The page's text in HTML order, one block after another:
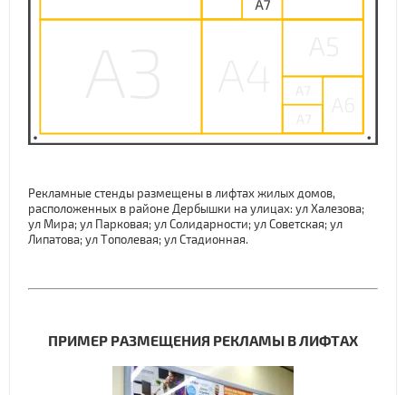
Рекламные стенды размещены в лифтах жилых домов,
расположенных в районе Дербышки на улицах: ул Халезова;
ул Мира; ул Парковая; ул Солидарности; ул Советская; ул
Липатова; ул Тополевая; ул Стадионная.
ПРИМЕР РАЗМЕЩЕНИЯ РЕКЛАМЫ В ЛИФТАХ